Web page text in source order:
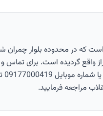
که در محدوده بلوار چمران
واقع گردیده است. برای تماس
مراجعه فرمایید.